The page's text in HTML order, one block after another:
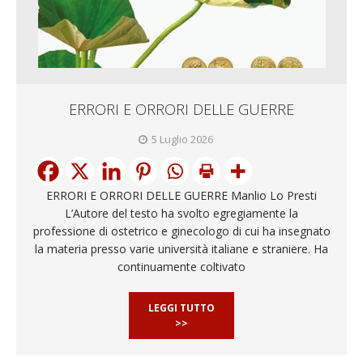
ERRORI E ORRORI DELLE GUERRE
5 Luglio 2026
ERRORI E ORRORI DELLE GUERRE Manlio Lo Presti
L’Autore del testo ha svolto egregiamente la
professione di ostetrico e ginecologo di cui ha insegnato
la materia presso varie università italiane e straniere. Ha
continuamente coltivato
LEGGI TUTTO
>>